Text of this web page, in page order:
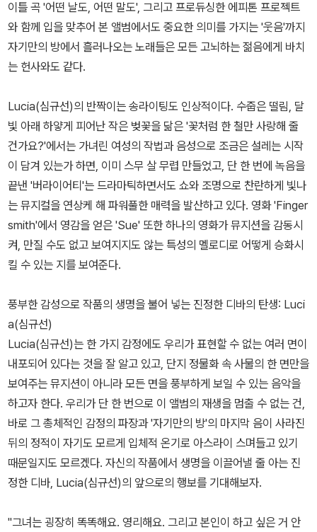
이틀 곡 '어떤 날도, 어떤 말도', 그리고 프로듀싱한 에피톤 프로젝트
와 함께 입을 맞추어 본 앨범에서도 중요한 의미를 가지는 '웃음'까지
자기만의 방에서 흘러나오는 노래들은 모든 고뇌하는 젊음에게 바치
는 헌사와도 같다.
Lucia(심규선)의 반짝이는 송라이팅도 인상적이다. 수줍은 떨림, 달
빛 아래 하얗게 피어난 작은 벚꽃을 닮은 '꽃처럼 한 철만 사랑해 줄
건가요?'에서는 가녀린 여성의 작법과 음성으로 조금은 설레는 시작
이 담겨 있는가 하면, 이미 스무 살 무렵 만들었고, 단 한 번에 녹음을
끝낸 '버라이어티'는 드라마틱하면서도 쇼와 조명으로 찬란하게 빛나
는 뮤지컬을 연상케 해 파워풀한 매력을 발산하고 있다. 영화 'Finger
smith'에서 영감을 얻은 'Sue' 또한 하나의 영화가 뮤지션을 감동시
켜, 만질 수도 없고 보여지지도 않는 특성의 멜로디로 어떻게 승화시
킬 수 있는 지를 보여준다.
풍부한 감성으로 작품의 생명을 불어 넣는 진정한 디바의 탄생: Luci
a(심규선)
Lucia(심규선)는 한 가지 감정에도 우리가 표현할 수 없는 여러 면이
내포되어 있다는 것을 잘 알고 있고, 단지 정물화 속 사물의 한 면만을
보여주는 뮤지션이 아니라 모든 면을 풍부하게 보일 수 있는 음악을
하고자 한다. 우리가 단 한 번으로 이 앨범의 재생을 멈출 수 없는 건,
바로 그 총체적인 감정의 파장과 '자기만의 방'의 마지막 음이 사라진
뒤의 정적이 자기도 모르게 입체적 온기로 아스라이 스며들고 있기
때문일지도 모르겠다. 자신의 작품에서 생명을 이끌어낼 줄 아는 진
정한 디바, Lucia(심규선)의 앞으로의 행보를 기대해보자.
"그녀는 굉장히 똑똑해요. 영리해요. 그리고 본인이 하고 싶은 거 안